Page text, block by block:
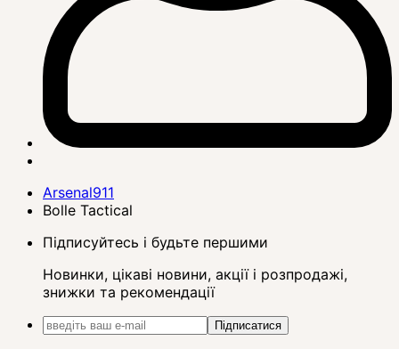
Arsenal911
Bolle Tactical
Підписуйтесь і будьте першими
Новинки, цікаві новини, акції і розпродажі,
знижки та рекомендації
Підписатися